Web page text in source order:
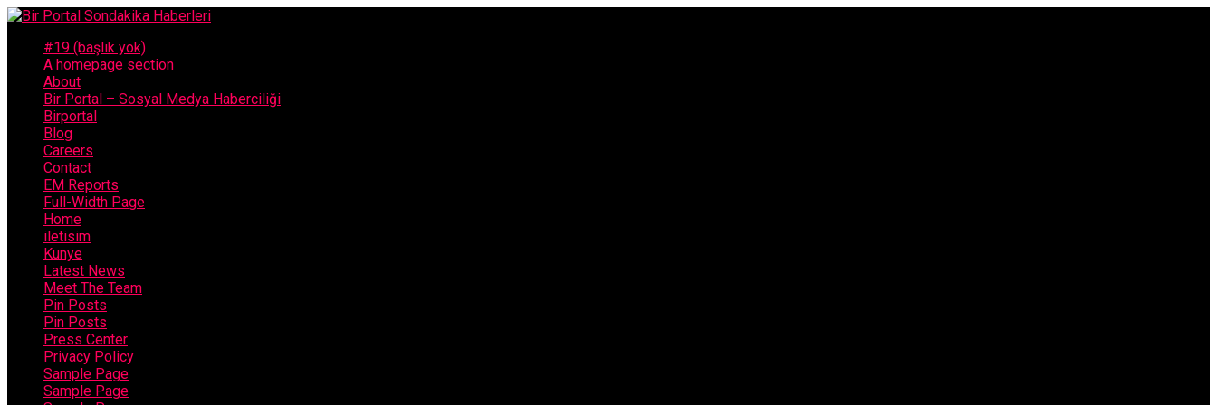
#19 (başlık yok)
A homepage section
About
Bir Portal – Sosyal Medya Haberciliği
Birportal
Blog
Careers
Contact
EM Reports
Full-Width Page
Home
iletisim
Kunye
Latest News
Meet The Team
Pin Posts
Pin Posts
Press Center
Privacy Policy
Sample Page
Sample Page